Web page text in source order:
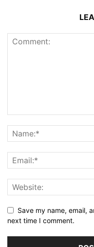
Save my name, email,
next time I comment.